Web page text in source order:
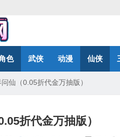
色 武侠 动漫 仙侠
仙（0.05折代金万抽版）
折代金万抽版）